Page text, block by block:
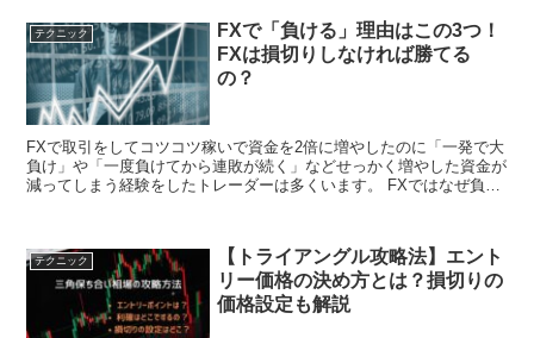
テクニック
FXで「負ける」理由はこの3つ！
FXは損切りしなければ勝てる
の？
FXで取引をしてコツコツ稼いで資金を2倍に増やしたのに「一発で大
負け」や「一度負けてから連敗が続く」などせっかく増やした資金が
減ってしまう経験をしたトレーダーは多くいます。 FXではなぜ負け
テクニック
【トライアングル攻略法】エント
リー価格の決め方とは？損切りの
価格設定も解説